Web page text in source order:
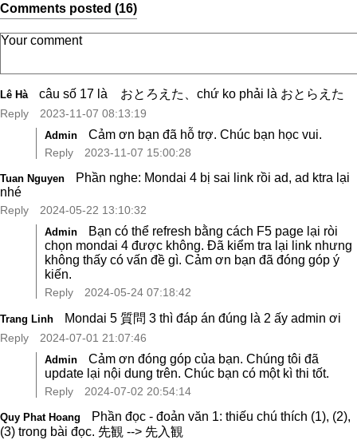
Comments posted (16)
Lê Hà câu số 17 là おとろえた、chứ ko phải là おとらえた
Reply 2023-11-07 08:13:19
Admin Cảm ơn bạn đã hỗ trợ. Chúc bạn học vui.
Reply 2023-11-07 15:00:28
Tuan Nguyen
Phần nghe: Mondai 4 bị sai link rồi ad, ad ktra lại
nhé
Reply 2024-05-22 13:10:32
Admin
Bạn có thể refresh bằng cách F5 page lại ròi
chọn mondai 4 được không. Đã kiểm tra lại link nhưng
không thấy có vấn đề gì. Cảm ơn bạn đã đóng góp ý
kiến.
Reply 2024-05-24 07:18:42
Trang Linh Mondai 5 質問 3 thì đáp án đúng là 2 ấy admin ơi
Reply 2024-07-01 21:07:46
Admin
Cảm ơn đóng góp của bạn. Chúng tôi đã
update lại nội dung trên. Chúc bạn có một kì thi tốt.
Reply 2024-07-02 20:54:14
Quy Phat Hoang
Phần đọc - đoản văn 1: thiếu chú thích (1), (2),
(3) trong bài đọc. 先観 --> 先入観